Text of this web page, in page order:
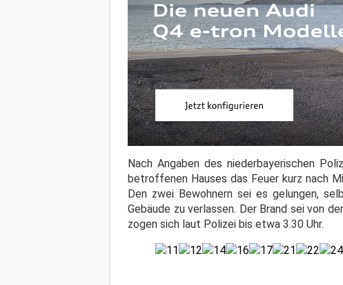
Nach Angaben des niederbayerischen
betroffenen Hauses das Feuer kurz nach
Den zwei Bewohnern sei es gelungen,
Gebäude zu verlassen. Der Brand sei von
zogen sich laut Polizei bis etwa 3.30 Uhr.